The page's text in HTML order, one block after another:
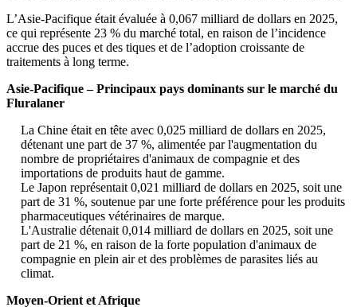
L’Asie-Pacifique était évaluée à 0,067 milliard de dollars en 2025,
ce qui représente 23 % du marché total, en raison de l’incidence
accrue des puces et des tiques et de l’adoption croissante de
traitements à long terme.
Asie-Pacifique – Principaux pays dominants sur le marché du
Fluralaner
La Chine était en tête avec 0,025 milliard de dollars en 2025,
détenant une part de 37 %, alimentée par l'augmentation du
nombre de propriétaires d'animaux de compagnie et des
importations de produits haut de gamme.
Le Japon représentait 0,021 milliard de dollars en 2025, soit une
part de 31 %, soutenue par une forte préférence pour les produits
pharmaceutiques vétérinaires de marque.
L'Australie détenait 0,014 milliard de dollars en 2025, soit une
part de 21 %, en raison de la forte population d'animaux de
compagnie en plein air et des problèmes de parasites liés au
climat.
Moyen-Orient et Afrique